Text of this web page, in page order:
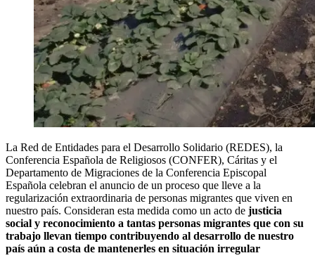
La Red de Entidades para el Desarrollo Solidario (REDES), la
Conferencia Española de Religiosos (CONFER), Cáritas y el
Departamento de Migraciones de la Conferencia Episcopal
Española celebran el anuncio de un proceso que lleve a la
regularización extraordinaria de personas migrantes que viven en
nuestro país. Consideran esta medida como un acto de justicia
social y reconocimiento a tantas personas migrantes que con su
trabajo llevan tiempo contribuyendo al desarrollo de nuestro
país aún a costa de mantenerles en situación irregular